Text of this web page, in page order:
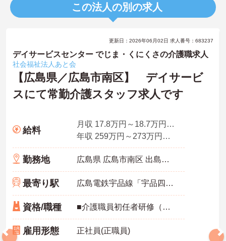
この法人の別の求人
更新日：2026年06月02日 求人番号：683237
デイサービスセンター でじま・くにくさの介護職求人
社会福祉法人あと会
【広島県／広島市南区】 デイサービ
スにて常勤介護スタッフ求人です
給料
月収 17.8万円～18.7万円程度（諸手当込み）
年収 259万円～273万円程度（賞与3.0ヶ月分の場合）
勤務地 広島県 広島市南区 出島一丁目18番17号
最寄り駅 広島電鉄宇品線「宇品四丁目駅」徒歩14分
資格/職種 ■介護職員初任者研修（ホームヘルパー2級）、実務者研修（ホームヘルパー1級）いずれかの資格お持ちの方 ※普通自動車免許（AT限定可）お持ちの方は尚良し ※ブランクのある方、未経験者応相談
雇用形態 正社員(正職員)